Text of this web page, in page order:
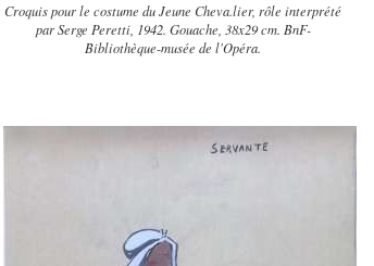
Croquis pour le costume du Jeune Cheva.lier, rôle interprété
par Serge Peretti, 1942. Gouache, 38x29 cm. BnF-
Bibliothèque-musée de l'Opéra.